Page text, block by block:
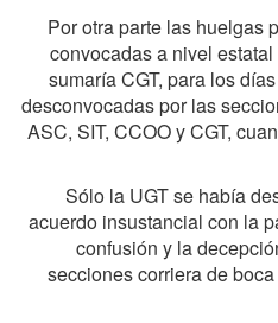
Por otra parte las huelgas
convocadas a nivel
sumaría CGT, para los
desconvocadas por las
ASC, SIT, CCOO y CGT,
Sólo la UGT se había
acuerdo insustancial con la
confusión y la
secciones corriera de